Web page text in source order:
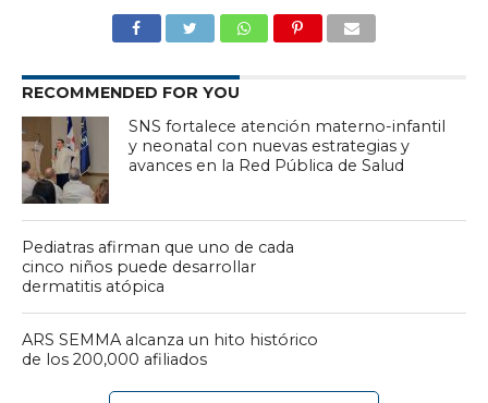
RECOMMENDED FOR YOU
SNS fortalece atención materno-infantil
y neonatal con nuevas estrategias y
avances en la Red Pública de Salud
Pediatras afirman que uno de cada
cinco niños puede desarrollar
dermatitis atópica
ARS SEMMA alcanza un hito histórico
de los 200,000 afiliados